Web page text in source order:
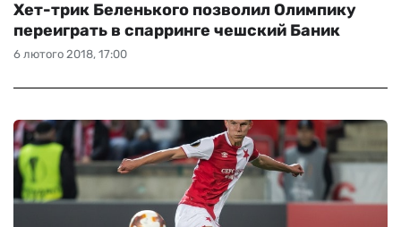
6 лютого 2018, 17:00
Хет-трик Беленького позволил Олимпику
переиграть в спарринге чешский Баник